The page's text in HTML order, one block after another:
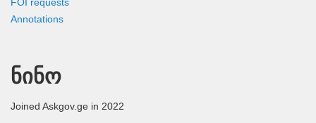
Annotations
ნინო
Joined Askgov.ge in 2022